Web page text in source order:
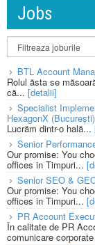
Jobs
BTL Account
Rolul ăsta se
că... [detalii]
Specialist
HexagonX (București)
Lucrăm dintr-o hală...
Senior
Our promise: You
offices in Timpuri...
Senior SEO &
Our promise: You
offices in Timpuri...
PR Account
În calitate de PR
comunicare